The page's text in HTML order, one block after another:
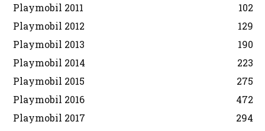
Playmobil 2011
102
Playmobil 2012
129
Playmobil 2013
190
Playmobil 2014
223
Playmobil 2015
275
Playmobil 2016
472
Playmobil 2017
294